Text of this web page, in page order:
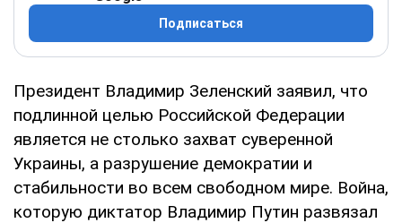
Подписаться
Президент Владимир Зеленский заявил, что
подлинной целью Российской Федерации
является не столько захват суверенной
Украины, а разрушение демократии и
стабильности во всем свободном мире. Война,
которую диктатор Владимир Путин развязал